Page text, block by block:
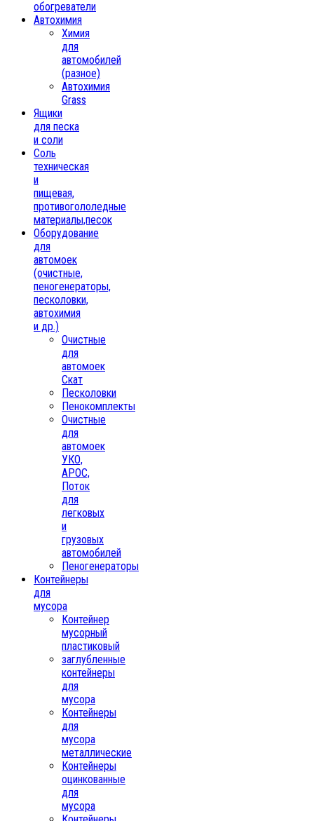
обогреватели
Автохимия
Химия
для
автомобилей
(разное)
Автохимия
Grass
Ящики
для песка
и соли
Соль
техническая
и
пищевая,
противогололедные
материалы,песок
Oборудование
для
автомоек
(очистные,
пеногенераторы,
песколовки,
автохимия
и др.)
Очистные
для
автомоек
Скат
Песколовки
Пенокомплекты
Очистные
для
автомоек
УКО,
АРОС,
Поток
для
легковых
и
грузовых
автомобилей
Пеногенераторы
Контейнеры
для
мусора
Контейнер
мусорный
пластиковый
заглубленные
контейнеры
для
мусора
Контейнеры
для
мусора
металлические
Контейнеры
оцинкованные
для
мусора